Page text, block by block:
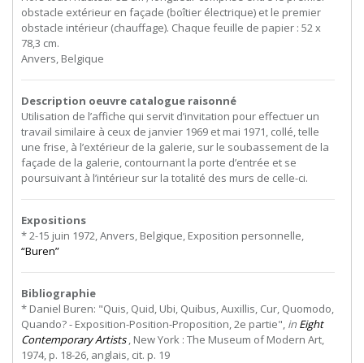
obstacle extérieur en façade (boîtier électrique) et le premier
obstacle intérieur (chauffage). Chaque feuille de papier : 52 x
78,3 cm.
Anvers, Belgique
Description oeuvre catalogue raisonné
Utilisation de l’affiche qui servit d’invitation pour effectuer un
travail similaire à ceux de janvier 1969 et mai 1971, collé, telle
une frise, à l’extérieur de la galerie, sur le soubassement de la
façade de la galerie, contournant la porte d’entrée et se
poursuivant à l’intérieur sur la totalité des murs de celle-ci.
Expositions
* 2-15 juin 1972, Anvers, Belgique, Exposition personnelle,
“Buren”
Bibliographie
* Daniel Buren: "Quis, Quid, Ubi, Quibus, Auxillis, Cur, Quomodo,
Quando? - Exposition-Position-Proposition, 2e partie", in Eight
Contemporary Artists, New York : The Museum of Modern Art,
1974, p. 18-26, anglais, cit. p. 19